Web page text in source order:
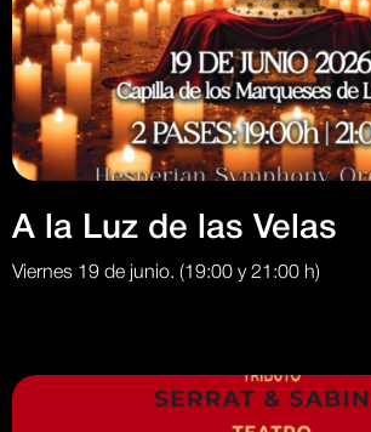
A la Luz de las Velas
Viernes 19 de junio. (19:00 y 21:00 h)